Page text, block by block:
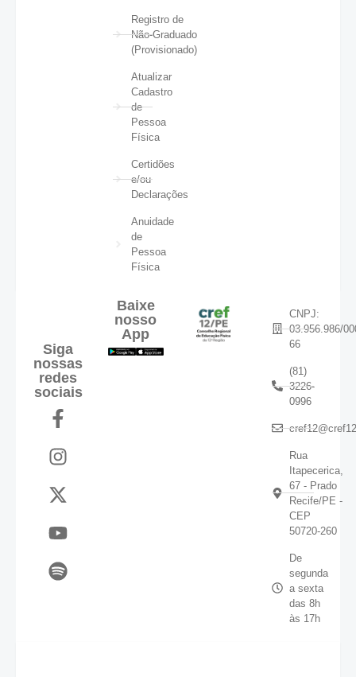
Registro de
Não-Graduado
(Provisionado)
Atualizar
Cadastro
de
Pessoa
Física
Certidões
e/ou
Declarações
Anuidade
de
Pessoa
Física
Siga
nossas
redes
sociais
Baixe
nosso
App
CNPJ:
03.956.986/
66
(81)
3226-
0996
Rua
Itapecerica,
67 - Prado
Recife/PE -
CEP
50720-260
De
segunda
a sexta
das 8h
às 17h